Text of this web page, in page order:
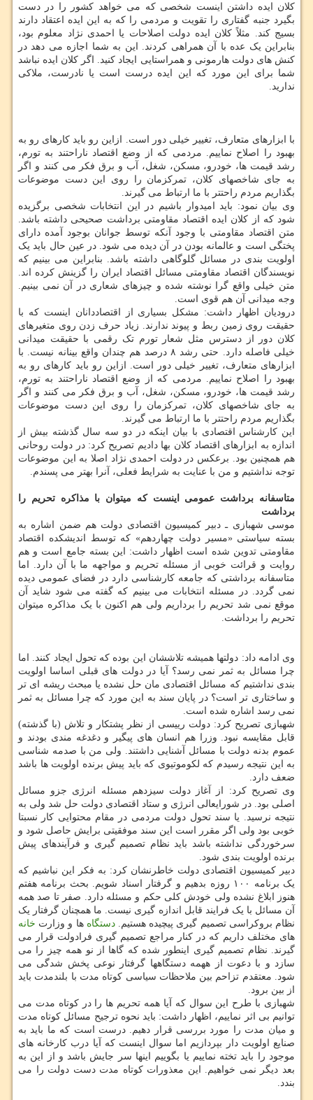
کلان ایده داشتن اینست شخصی که می خواهد کشور را در دست
بگیرد جنبه گفتاری را تقویت و مردمی را که به این ایده اعتقاد دارند
بسیج کند. مثلاً کلان ایده دولت اصلاحات یا احمدی نژاد معلوم بود،
بنابراین یک عده با آن همراهی کردند. این به شما اجازه می دهد در
کنش های دولت هارمونی و همراستایی ایجاد کنید. اگر کلان ایده نباشد
شما برای این مورد که این ایده درست است یا نادرست، ملاکی
ندارید.
با ابزارهای متعارف، تغییر خیلی دور است. ازاین رو باید کارهای رو به
بهبود را اصلاح نماییم. مردمی که از وضع اقتصاد ناراحتند به تورم،
رشد قیمت ها، خودرو، مسکن، شغل، آب و برق فکر می کنند و اگر
به جای شاخصهای کلان، تمرکزمان را روی این دست موضوعات
بگذاریم مردم راحتتر با ما ارتباط می گیرند.
وی بیان نمود: باید امیدوار باشیم در این انتخابات شخصی برگزیده
شود که از کلان ایده اقتصاد مقاومتی برداشت صحیحی داشته باشد.
متن اقتصاد مقاومتی با وجود آنکه توسط جوانان بوجود آمده دارای
پختگی است و عالمانه بودن در آن دیده می شود. در عین حال باید یک
اولویت بندی در مسائل گلوگاهی داشته باشد. بنابراین می بینیم که
نویسندگان اقتصاد مقاومتی مسائل اقتصاد ایران را گزینش کرده اند.
متن خیلی واقع گرا نوشته شده و چیزهای شعاری در آن نمی بینیم.
وجه میدانی آن هم قوی است.
درودیان اظهار داشت: مشکل بسیاری از اقتصاددانان اینست که با
حقیقت روی زمین ربط و پیوند ندارند. زیاد حرف زدن روی متغیرهای
کلان دور از دسترس مثل شعار تورم تک رقمی با حقیقت میدانی
خیلی فاصله دارد. حتی رشد ۸ درصد هم چندان واقع بینانه نیست. با
ابزارهای متعارف، تغییر خیلی دور است. ازاین رو باید کارهای رو به
بهبود را اصلاح نماییم. مردمی که از وضع اقتصاد ناراحتند به تورم،
رشد قیمت ها، خودرو، مسکن، شغل، آب و برق فکر می کنند و اگر
به جای شاخصهای کلان، تمرکزمان را روی این دست موضوعات
بگذاریم مردم راحتتر با ما ارتباط می گیرند.
این کارشناس اقتصادی با بیان اینکه در دو سه سال گذشته بیش از
اندازه به ابزارهای اقتصاد کلان بها دادیم تصریح کرد: در دولت روحانی
هم همچنین بود. برعکس در دولت احمدی نژاد اصلا به این موضوعات
توجه نداشتیم و من با عنایت به شرایط فعلی، آنرا بهتر می پسندم.
متاسفانه برداشت عمومی اینست که میتوان با مذاکره تحریم را
برداشت
موسی شهبازی ـ دبیر کمیسیون اقتصادی دولت هم ضمن اشاره به
بسته سیاستی «مسیر دولت چهاردهم» که توسط اندیشکده اقتصاد
مقاومتی تدوین شده است اظهار داشت: این بسته جامع است و هم
روایت و قرائت خوبی از مسئله تحریم و مواجهه ما با آن دارد. اما
متاسفانه برداشتی که جامعه کارشناسی دارد در فضای عمومی دیده
نمی گردد. در مسئله انتخابات می بینیم که گفته می شود شاید آن
موقع نمی شد تحریم را برداریم ولی هم اکنون با یک مذاکره میتوان
تحریم را برداشت.
وی ادامه داد: دولتها همیشه تلاششان این بوده که تحول ایجاد کنند. اما
چرا مسائل به ثمر نمی رسد؟ آیا در دولت های قبلی اساسا اولویت
بندی نداشتیم که مسائل اقتصادی مان حل نشده یا مبحث ریشه ای تر
و ساختاری تر است؟ در پایان سند به این مورد که چرا مسائل به ثمر
نمی رسد اشاره شده است.
شهبازی تصریح کرد: دولت رییسی از نظر پشتکار و تلاش (با گذشته)
قابل مقایسه نبود. وزرا هم انسان های پیگیر و دغدغه مندی بودند و
عموم بدنه دولت با مسائل آشنایی داشتند. ولی من با صدمه شناسی
به این نتیجه رسیدم که لکوموتیوی که باید پیش برنده اولویت ها باشد
ضعف دارد.
وی تصریح کرد: از آغاز دولت سیزدهم مسئله انرژی جزو مسائل
اصلی بود. در شورایعالی انرژی و ستاد اقتصادی دولت حل شد ولی به
نتیجه نرسید. یا سند تحول دولت مردمی در مقام محتوایی کار نسبتا
خوبی بود ولی اگر مقرر است این سند موفقیتی برایش حاصل شود و
سرخوردگی نداشته باشد باید نظام تصمیم گیری و فرآیندهای پیش
برنده اولویت بندی شود.
دبیر کمیسیون اقتصادی دولت خاطرنشان کرد: به فکر این نباشیم که
یک برنامه ۱۰۰ روزه بدهیم و گرفتار اسناد شویم. بحث برنامه هفتم
هنوز ابلاغ نشده ولی خودش کلی حکم و مسئله دارد. صفر تا صد همه
آن مسائل با یک فرایند قابل اندازه گیری نیست. ما همچنان گرفتار یک
نظام بروکراسی تصمیم گیری پیچیده هستیم.دستگاه ها و وزارت خانه
های مختلف داریم که در کنار مراجع تصمیم گیری فرادولت قرار می
گیرند. نظام تصمیم گیری اینطور شده که گاها از نو همه چیز را می
سازد و با دعوت از ههمه دستگاهها گرفتار نوعی پخش شدگی می
شود. معتقدم تزاحم بین ملاحظات سیاسی کوتاه مدت با بلندمدت باید
از بین برود.
شهبازی با طرح این سوال که آیا همه تحریم ها را در کوتاه مدت می
توانیم بی اثر نماییم، اظهار داشت: باید نحوه ترجیح مسائل کوتاه مدت
و میان مدت را مورد بررسی قرار دهیم. درست است که ما باید به
صنایع اولویت دار بپردازیم اما سوال اینست که آیا درب کارخانه های
موجود را باید تخته نماییم یا بگوییم اینها سر جایش باشد و از این به
بعد دیگر نمی خواهیم. این معذورات کوتاه مدت دست دولت را می
بندد.